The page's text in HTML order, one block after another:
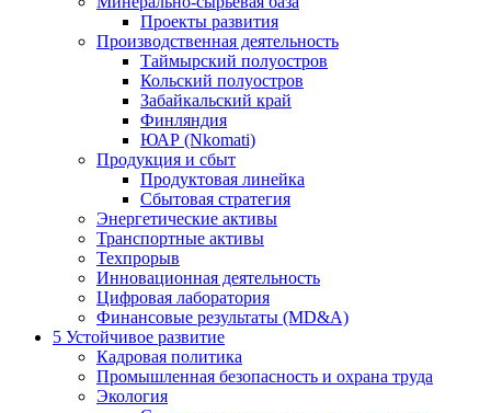
Проекты развития
Производственная деятельность
Таймырский полуостров
Кольский полуостров
Забайкальский край
Финляндия
ЮАР (Nkomati)
Продукция и сбыт
Продуктовая линейка
Сбытовая стратегия
Энергетические активы
Транспортные активы
Техпрорыв
Инновационная деятельность
Цифровая лаборатория
Финансовые результаты (MD&A)
5 Устойчивое развитие
Кадровая политика
Промышленная безопасность и охрана труда
Экология